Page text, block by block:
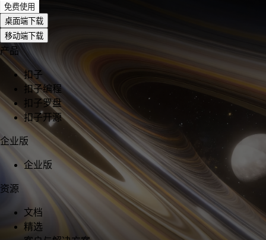
免费使用
桌面端下载
移动端下载
产品
扣子
扣子编程
扣子罗盘
扣子开源
企业版
企业版
资源
文档
精选